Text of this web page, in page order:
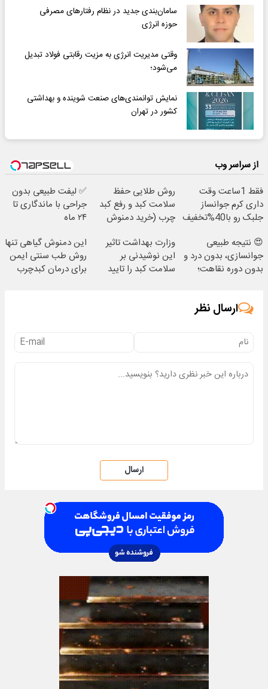
سامان‌بندی جدید در نظام رفتارهای مصرفی
حوزه انرژی
وقتی مدیریت انرژی به مزیت رقابتی فولاد تبدیل
می‌شود؛
نمایش توانمندی‌های صنعت شوینده و بهداشتی
کشور در تهران
از سراسر وب
فقط 1ساعت وقت
داری کرم جوانساز
جلبک رو با40%تخفیف
روش طلایی حفظ
سلامت کبد و رفع کبد
چرب (خرید دمنوش
✅ لیفت طبیعی بدون
جراحی با ماندگاری تا
۲۴ ماه
😍 نتیجه‌ طبیعی
جوانسازی، بدون درد و
بدون دوره نقاهت؛
وزارت بهداشت تاثیر
این نوشیدنی بر
سلامت کبد را تایید
این دمنوش گیاهی تنها
روش طب سنتی ایمن
برای درمان کبدچرب
ارسال نظر
ارسال